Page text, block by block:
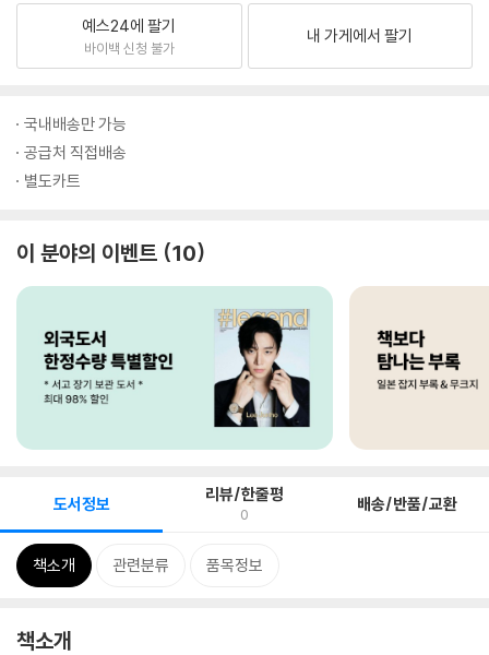
예스24에 팔기
바이백 신청 불가
내 가게에서 팔기
국내배송만 가능
공급처 직접배송
별도카트
이 분야의 이벤트 10
도서정보 리뷰/한줄평
0 배송/반품/교환
책소개 관련분류 품목정보
책소개